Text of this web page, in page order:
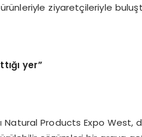
ziyaretçileriyle
yer”
Natural Products Expo West,